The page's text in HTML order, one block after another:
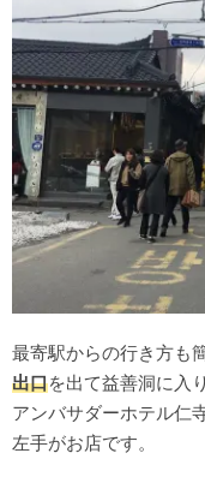
最寄駅からの行き方も
出口を出て益善洞に入
アンバサダーホテル仁
左手がお店です。